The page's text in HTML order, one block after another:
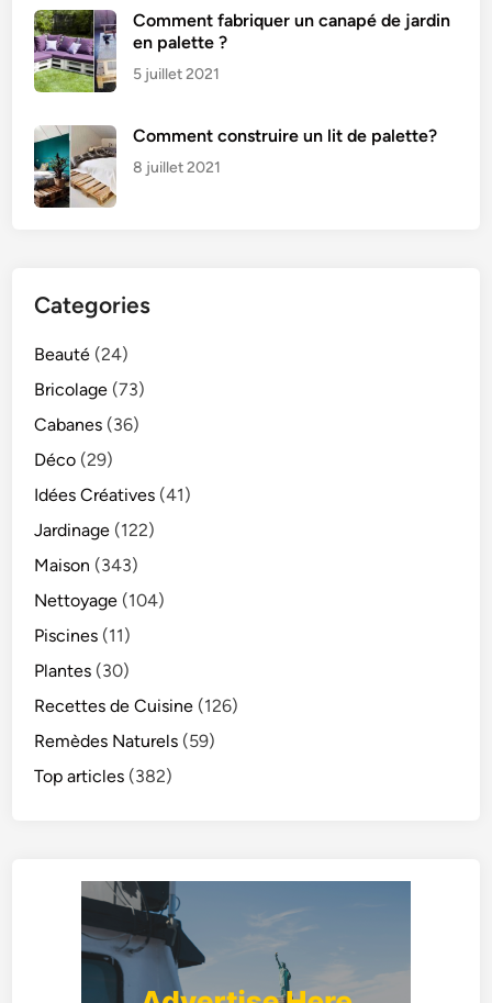
Comment fabriquer un canapé de jardin
en palette ?
5 juillet 2021
Comment construire un lit de palette?
8 juillet 2021
Categories
Beauté (24)
Bricolage (73)
Cabanes (36)
Déco (29)
Idées Créatives (41)
Jardinage (122)
Maison (343)
Nettoyage (104)
Piscines (11)
Plantes (30)
Recettes de Cuisine (126)
Remèdes Naturels (59)
Top articles (382)